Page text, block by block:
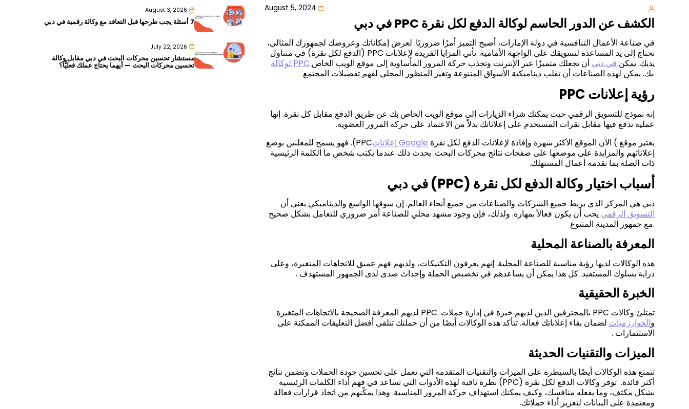
August 5, 2024
الكشف عن الدور الحاسم لوكالة الدفع لكل نقرة PPC في دبي
في صناعة الأعمال التنافسية في دولة الإمارات، أصبح التميز أمرًا ضروريًا. لعرض إمكاناتك وعروضك لجمهورك المثالي،
تحتاج إلى يد المساعدة لتسويقك على الواجهة الأمامية. تأتي المزايا الفريدة لإعلانات PPC (الدفع لكل نقرة) في متناول
يديك. يمكن لوكالة PPC في دبي أن تجعلك متميزًا عبر الإنترنت وتجذب حركة المرور المأساوية إلى موقع الويب الخاص
بك. يمكن لهذه الصناعات أن تقلب ديناميكية الأسواق المتنوعة وتغير المنظور المحلي لفهم تفضيلات المجتمع.
رؤية إعلانات PPC
إنه نموذج للتسويق الرقمي حيث يمكنك شراء الزيارات إلى موقع الويب الخاص بك عن طريق الدفع مقابل كل نقرة. إنها
عملية تدفع فيها مقابل نقرات المستخدم على إعلاناتك بدلاً من الاعتماد على حركة المرور العضوية.
يعتبر موقع
إعلانات Google الآن الموقع الأكثر شهرة وإفادة لإعلانات الدفع لكل نقرة ( PPC). فهو يسمح للمعلنين بوضع
إعلاناتهم والمزايدة على موضعها على صفحات نتائج محركات البحث. يحدث ذلك عندما يكتب شخص ما الكلمة الرئيسية
ذات الصلة بما تقدمه أعمال المستهلك.
أسباب اختيار وكالة الدفع لكل نقرة (PPC) في دبي
دبي هي المركز الذي يربط جميع الشركات والصناعات من جميع أنحاء العالم. إن سوقها الواسع والديناميكي يعني أن
التسويق الرقمي يجب أن يكون فعالاً بمهارة. ولذلك، فإن وجود مشهد محلي للصناعة أمر ضروري للتعامل بشكل صحيح
مع جمهور المدينة المتنوع.
المعرفة بالصناعة المحلية
هذه الوكالات لديها رؤية مناسبة للصناعة المحلية. إنهم يعرفون التكتيكات، ولديهم فهم عميق للاتجاهات المتغيرة، وعلى
دراية بسلوك المستفيد. كل هذا يمكن أن يساعدهم في تخصيص الحملة وإحداث صدى لدى الجمهور المستهدف .
الخبرة الحقيقية
تمتلئ وكالات PPC بالمحترفين الذين لديهم خبرة في إدارة حملات PPC. لديهم المعرفة الصحيحة بالاتجاهات المتغيرة
والخوارزميات لضمان بقاء إعلاناتك فعالة. تتأكد هذه الوكالات أيضًا من أن حملتك تتلقى أفضل التعليقات الممكنة على
الاستثمارات .
الميزات والتقنيات الحديثة
تتمتع هذه الوكالات أيضًا بالسيطرة على الميزات والتقنيات المتقدمة التي تعمل على تحسين جودة الحملات وتضمن نتائج
أكثر فائدة. توفر وكالات الدفع لكل نقرة (PPC) نظرة ثاقبة لهذه الأدوات التي تساعد في فهم أداء الكلمات الرئيسية
بشكل مكثف، وما يفعله منافسك، وكيف يمكنك استهداف حركة المرور المناسبة. وهذا يمكّنهم من اتخاذ قرارات فعالة
ومعتمدة على البيانات لتعزيز أداء حملاتك.
August 3, 2026
7 أسئلة يجب طرحها قبل التعاقد مع وكالة رقمية في دبي
July 22, 2026
مستشار تحسين محركات البحث في دبي مقابل وكالة
تحسين محركات البحث — أيهما يحتاج عملك فعليًّا؟